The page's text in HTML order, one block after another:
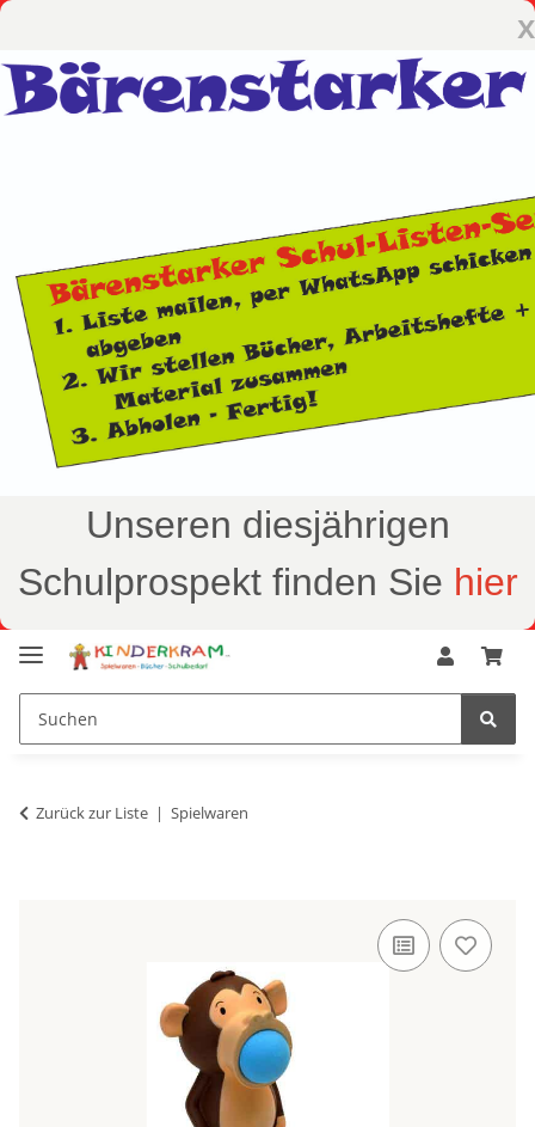
x
Unseren diesjährigen
Schulprospekt finden Sie hier
Zurück zur Liste Spielwaren